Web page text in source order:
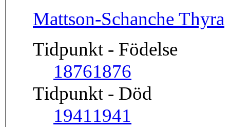
Mattson-Schanche Thyra
Tidpunkt - Födelse
18761876
Tidpunkt - Död
19411941